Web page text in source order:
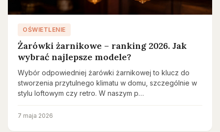
OŚWIETLENIE
Żarówki żarnikowe – ranking 2026. Jak
wybrać najlepsze modele?
Wybór odpowiedniej żarówki żarnikowej to klucz do
stworzenia przytulnego klimatu w domu, szczególnie w
stylu loftowym czy retro. W naszym p…
7 maja 2026